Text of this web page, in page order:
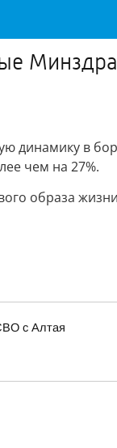
в
чем на 27%.
образа
с Алтая